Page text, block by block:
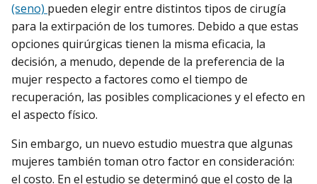
(seno) pueden elegir entre distintos tipos de cirugía
para la extirpación de los tumores. Debido a que estas
opciones quirúrgicas tienen la misma eficacia, la
decisión, a menudo, depende de la preferencia de la
mujer respecto a factores como el tiempo de
recuperación, las posibles complicaciones y el efecto en
el aspecto físico.
Sin embargo, un nuevo estudio muestra que algunas
mujeres también toman otro factor en consideración:
el costo. En el estudio se determinó que el costo de la